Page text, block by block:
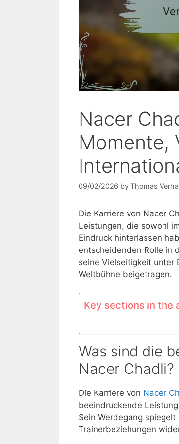
Nacer
Momente,
09/02/2026 by Thomas
Die Karriere von Nacer
Leistungen, die sowohl
Eindruck hinterlassen
entscheidenden Rolle in
seine Vielseitigkeit unter
Weltbühne beigetragen.
Key sections in the
Was sind die
Nacer Chadli?
Die Karriere von Nacer
beeindruckende
Sein Werdegang
Trainerbeziehungen